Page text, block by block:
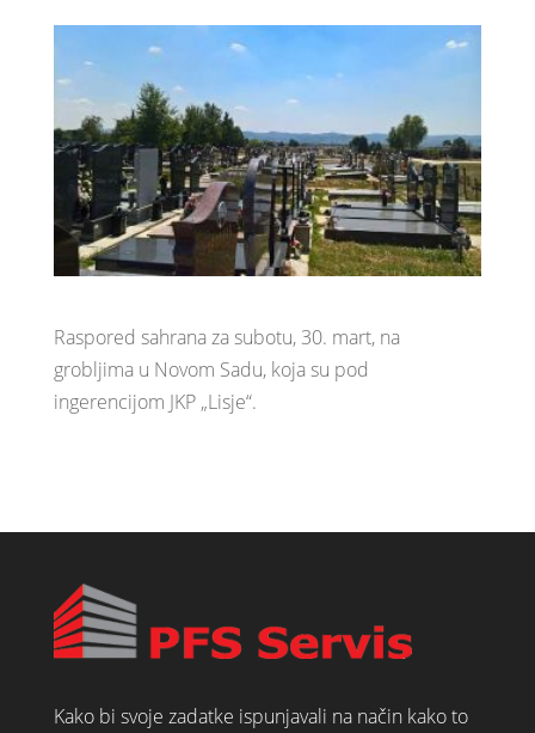
Raspored sahrana za subotu, 30. mart, na
grobljima u Novom Sadu, koja su pod
ingerencijom JKP „Lisje“.
Kako bi svoje zadatke ispunjavali na način kako to